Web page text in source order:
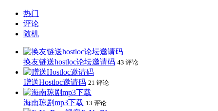
热门
评论
随机
换友链送hostloc论坛邀请码 43 评论
赠送Hostloc邀请码 21 评论
海南琼剧mp3下载 13 评论